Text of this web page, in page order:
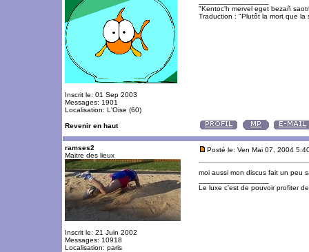
Inscrit le: 01 Sep 2003
Messages: 1901
Localisation: L'Oise (60)
"Kentoc'h mervel eget bezañ
Traduction : "Plutôt la mort que la
Revenir en haut
ramses2
Maitre des lieux
Inscrit le: 21 Juin 2002
Messages: 10918
Localisation: paris
Posté le: Ven Mai 07, 2004
moi aussi mon discus fait un peu
Le luxe c'est de pouvoir profiter